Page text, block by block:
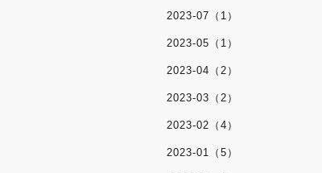
2023-07（1）
2023-05（1）
2023-04（2）
2023-03（2）
2023-02（4）
2023-01（5）